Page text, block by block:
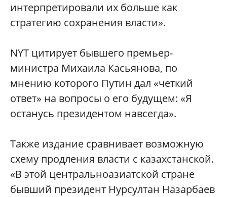
интерпретировали их больше как
стратегию сохранения власти».
NYT цитирует бывшего премьер-
министра Михаила Касьянова, по
мнению которого Путин дал «четкий
ответ» на вопросы о его будущем: «Я
останусь президентом навсегда».
Также издание сравнивает возможную
схему продления власти с казахстанской.
«В этой центральноазиатской стране
бывший президент Нурсултан Назарбаев